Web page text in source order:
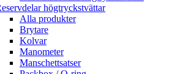
högtryckstvättar
Alla produkter
Brytare
Kolvar
Manometer
Manschettsatser